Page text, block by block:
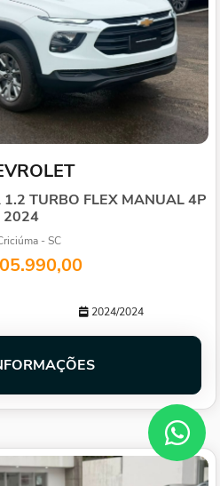
TURBO FLEX MANUAL 4P
2024
- SC
2024/2024